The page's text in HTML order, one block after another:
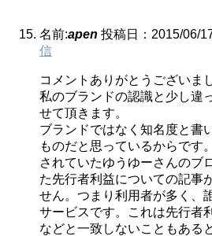
名前:apen 投稿日：2015/06/
信
コメントありがとうございま
私のブランドの認識と少し違
せて頂きます。
ブランドではなく知名度と書
ものだと思っているからです
されていたゆうゆーさんのブ
た先行者利益についての記事
せん。つまり利用者が多く、
サービスです。これは先行者
などと一致しないこともある